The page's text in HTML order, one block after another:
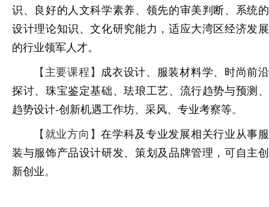
识、良好的人文科学素养、领先的审美判断、系统的
设计理论知识、文化研究能力，适应大湾区经济发展
的行业领军人才。
【主要课程】 成衣设计、服装材料学、时尚前沿
探讨、珠宝鉴定基础、珐琅工艺、流行趋势与预测、
趋势设计-创新机遇工作坊、采风、专业考察等。
【就业方向】在学科及专业发展相关行业从事服
装与服饰产品设计研发、策划及品牌管理，可自主创
新创业。